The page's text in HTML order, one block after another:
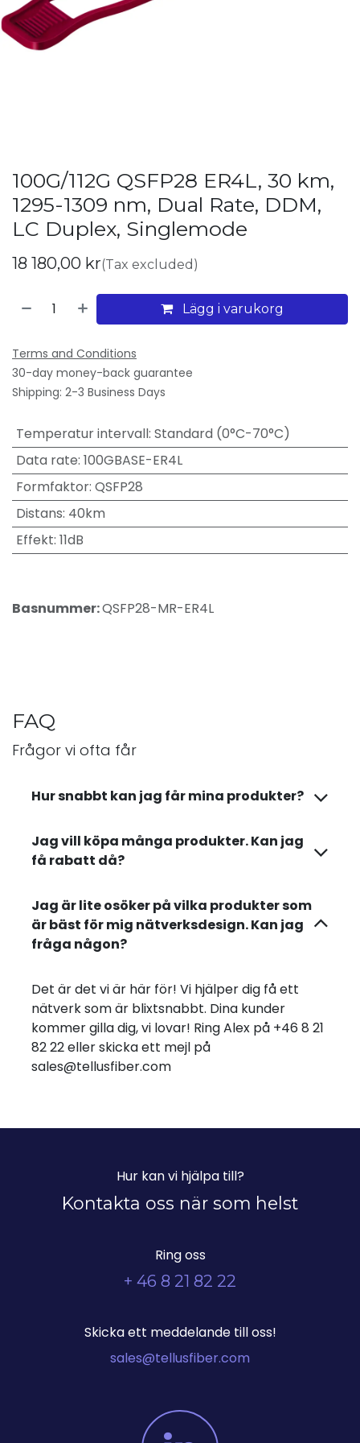
100G/112G QSFP28 ER4L, 30 km,
1295-1309 nm, Dual Rate, DDM,
LC Duplex, Singlemode
18 180,00 kr(Tax excluded)
Lägg i varukorg
Terms and Conditions
30-day money-back guarantee
Shipping: 2-3 Business Days
Temperatur intervall: Standard (0°C-70°C)
Data rate: 100GBASE-ER4L
Formfaktor: QSFP28
Distans: 40km
Effekt: 11dB
Basnummer:QSFP28-MR-ER4L
FAQ
Frågor vi ofta får
Hur snabbt kan jag får mina produkter?
Jag vill köpa många produkter. Kan jag
få rabatt då?
Jag är lite osöker på vilka produkter som
är bäst för mig nätverksdesign. Kan jag
fråga någon?
Det är det vi är här för! Vi hjälper dig få ett
nätverk som är blixtsnabbt. Dina kunder
kommer gilla dig, vi lovar! Ring Alex på +46 8 21
82 22 eller skicka ett mejl på
sales@tellusfiber.com
Hur kan vi hjälpa till?
Kontakta oss när som helst
Ring oss
+ 46 8 21 82 22
Skicka ett meddelande till oss!
sales@tellusfiber.com